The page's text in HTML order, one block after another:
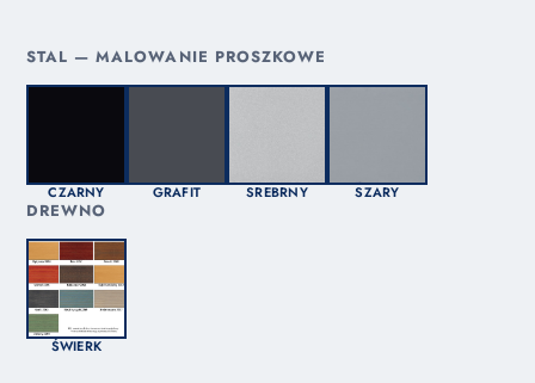
STAL — MALOWANIE PROSZKOWE
CZARNY GRAFIT SREBRNY SZARY
DREWNO
ŚWIERK